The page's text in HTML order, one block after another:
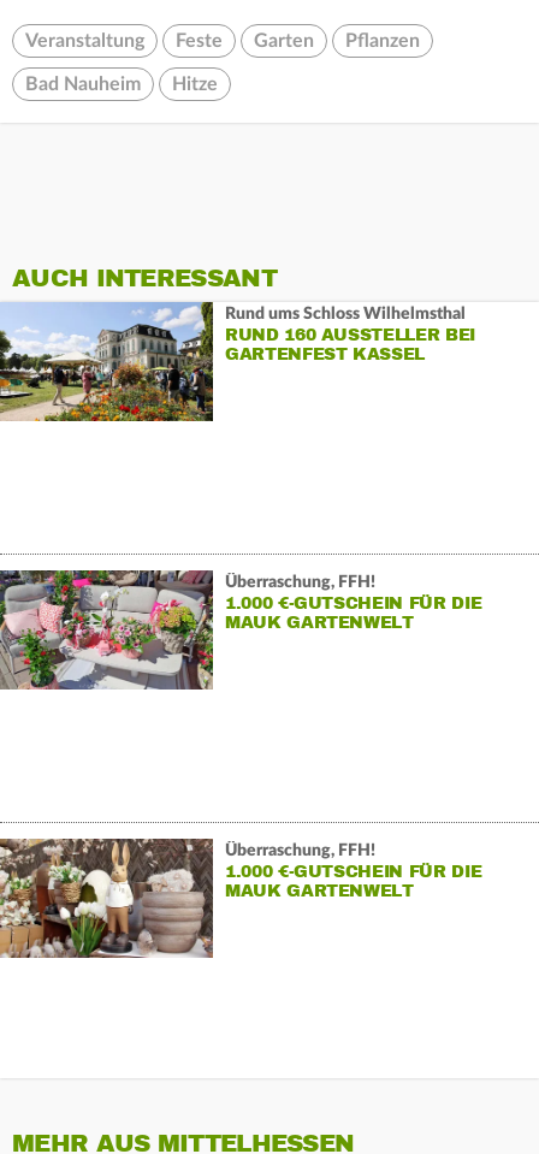
Veranstaltung Feste Garten Pflanzen
Bad Nauheim Hitze
AUCH INTERESSANT
Rund ums Schloss Wilhelmsthal
RUND 160 AUSSTELLER BEI
GARTENFEST KASSEL
Überraschung, FFH!
1.000 €-GUTSCHEIN FÜR DIE
MAUK GARTENWELT
Überraschung, FFH!
1.000 €-GUTSCHEIN FÜR DIE
MAUK GARTENWELT
MEHR AUS MITTELHESSEN